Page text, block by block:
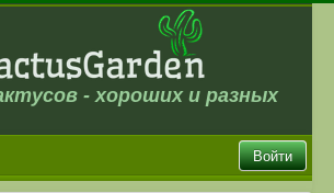
- хороших и разных
Войти